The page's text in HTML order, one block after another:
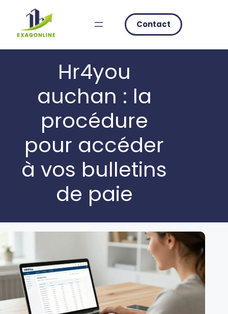
content
Contact
Hr4you
auchan : la
procédure
pour accéder
à vos bulletins
de paie